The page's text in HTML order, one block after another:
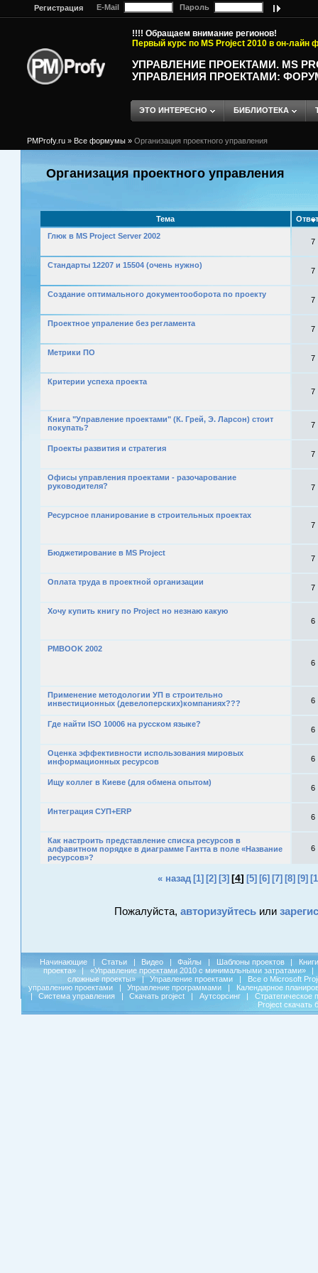
Регистрация E-Mail Пароль
!!!! Обращаем внимание регионов!
Первый курс по MS Project 2010 в он-лайн
УПРАВЛЕНИЕ ПРОЕКТАМИ. MS
УПРАВЛЕНИЯ ПРОЕКТАМИ:
ЭТО ИНТЕРЕСНО БИБЛИОТЕКА
PMProfy.ru » Все формумы » Организация проектного управления
Организация проектного управления
Тема
Глюк в MS Project Server 2002
7
Стандарты 12207 и 15504 (очень нужно)
7
Создание оптимального документооборота по проекту
7
Проектное упраление без регламента
7
Mетрики ПО
7
Критерии успеха проекта
7
Книга "Управление проектами" (К. Грей, Э. Ларсон) стоит
покупать?
7
Проекты развития и стратегия
7
Офисы управления проектами - разочарование
руководителя?
7
Ресурсное планирование в строительных проектах
7
Бюджетирование в MS Project
7
Оплата труда в проектной организации
7
Хочу купить книгу по Project но незнаю какую
6
PMBOOK 2002
6
Применение методологии УП в строительно
инвестиционных (девелоперских)компаниях???
6
Где найти ISO 10006 на русском языке?
6
Оценка эффективности использования мировых
информационных ресурсов
6
Ищу коллег в Киеве (для обмена опытом)
6
Интеграция СУП+ERP
6
Как настроить представление списка ресурсов в
алфавитном порядке в диаграмме Гантта в поле «Название
ресурсов»?
6
« назад [1] [2] [3] [4] [5] [6] [7] [8] [9]
Пожалуйста, авторизуйтесьили
Начинающие | Статьи | Видео | Файлы | Шаблоны проектов |
Книги
проекта»
| «Управление проектами 2010 с минимальными затратами»
|
сложные проекты»
| Управление проектами |
Все о Microsoft
управлению проектами
| Управление программами |
Календарное
|
Система управления | Скачать project | Аутсорсинг |
Стратегическое
Project скачать